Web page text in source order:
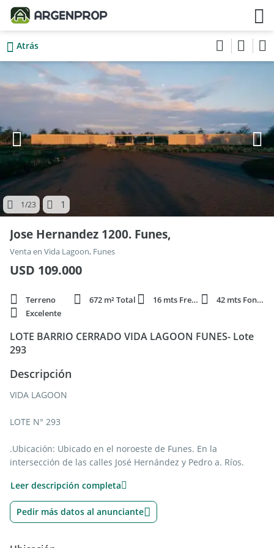
Atrás
1/23 1
Jose Hernandez 1200. Funes,
Venta en Vida Lagoon, Funes
USD 109.000
Terreno 672 m² Total 16 mts Frente
42 mts Fondo
Excelente
LOTE BARRIO CERRADO VIDA LAGOON FUNES- Lote
293
Descripción
VIDA LAGOON
LOTE N° 293
.Ubicación: Ubicado en el noroeste de Funes. En la
intersección de las calles José Hernández y Pedro a. Ríos.
• Proyecto: El Barrio Vida Lagoon es un proyecto único e
innovador ubicado en la ciudad de Funes. Con 1042 lotes de
el lugar perfecto para aquellos que buscan vivir en una
Leer descripción completa
Pedir más datos al anunciante